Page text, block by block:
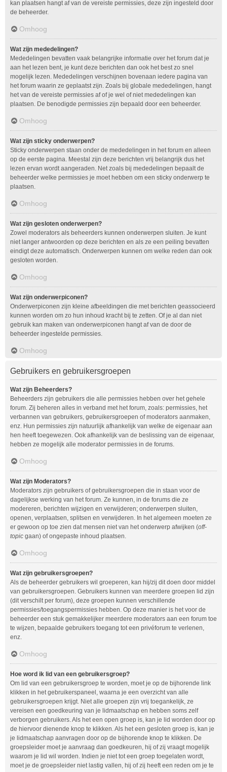
kan plaatsen hangt af van de vereiste permissies, deze zijn ingesteld door
de beheerder.
Omhoog
Wat zijn mededelingen?
Mededelingen bevatten vaak belangrijke informatie over het forum dat je
aan het lezen bent, je kunt deze berichten dan ook het best zo snel
mogelijk lezen. Mededelingen verschijnen bovenaan iedere pagina van
het forum waarin ze geplaatst zijn. Zoals bij globale mededelingen, hangt
het van de vereiste permissies af of je wel of niet mededelingen kan
plaatsen. De benodigde permissies zijn bepaald door een beheerder.
Omhoog
Wat zijn sticky onderwerpen?
Sticky onderwerpen staan onder de mededelingen in het forum en alleen
op de eerste pagina. Meestal zijn deze berichten vrij belangrijk dus het
lezen ervan wordt aangeraden. Net zoals bij mededelingen bepaalt de
beheerder welke permissies je moet hebben om een sticky onderwerp te
plaatsen.
Omhoog
Wat zijn gesloten onderwerpen?
Zowel moderators als beheerders kunnen onderwerpen sluiten. Je kunt
niet langer antwoorden op deze berichten en als ze een peiling bevatten
eindigt deze automatisch. Onderwerpen kunnen om welke reden dan ook
gesloten worden.
Omhoog
Wat zijn onderwerpiconen?
Onderwerpiconen zijn kleine afbeeldingen die met berichten geassocieerd
kunnen worden om zo hun inhoud kracht bij te zetten. Of je al dan niet
gebruik kan maken van onderwerpiconen hangt af van de door de
beheerder ingestelde permissies.
Omhoog
Gebruikers en gebruikersgroepen
Wat zijn Beheerders?
Beheerders zijn gebruikers die alle permissies hebben over het gehele
forum. Zij beheren alles in verband met het forum, zoals: permissies, het
verbannen van gebruikers, gebruikersgroepen of moderators aanmaken,
enz. Hun permissies zijn natuurlijk afhankelijk van welke de eigenaar aan
hen heeft toegewezen. Ook afhankelijk van de beslissing van de eigenaar,
hebben ze mogelijk alle moderator permissies in de forums.
Omhoog
Wat zijn Moderators?
Moderators zijn gebruikers of gebruikersgroepen die in staan voor de
dagelijkse werking van het forum. Ze kunnen, in de forums die ze
modereren, berichten wijzigen en verwijderen; onderwerpen sluiten,
openen, verplaatsen, splitsen en verwijderen. In het algemeen moeten ze
er gewoon op toe zien dat mensen niet van het onderwerp afwijken (off-
topic gaan) of ongepaste inhoud plaatsen.
Omhoog
Wat zijn gebruikersgroepen?
Als de beheerder gebruikers wil groeperen, kan hij/zij dit doen door middel
van gebruikersgroepen. Gebruikers kunnen van meerdere groepen lid zijn
(dit verschilt per forum), deze groepen kunnen verschillende
permissies/toegangspermissies hebben. Op deze manier is het voor de
beheerder een stuk gemakkelijker meerdere moderators aan een forum toe
te wijzen, bepaalde gebruikers toegang tot een privéforum te verlenen,
enz.
Omhoog
Hoe word ik lid van een gebruikersgroep?
Om lid van een gebruikersgroep te worden, moet je op de bijhorende link
klikken in het gebruikerspaneel, waarna je een overzicht van alle
gebruikersgroepen krijgt. Niet alle groepen zijn vrij toegankelijk, ze
vereisen een goedkeuring van je lidmaatschap en hebben soms zelf
verborgen gebruikers. Als het een open groep is, kan je lid worden door op
de hiervoor dienende knop te klikken. Als het een gesloten groep is, kan je
je lidmaatschap aanvragen door op de bijhorende knop te klikken. De
groepsleider moet je aanvraag dan goedkeuren, hij of zij vraagt mogelijk
waarom je lid wil worden. Indien je niet tot een groep toegelaten wordt,
moet je de groepsleider niet lastig vallen, hij of zij heeft een reden om je te